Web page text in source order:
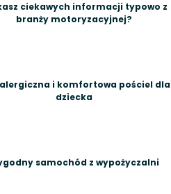
ciekawych informacji typowo z
branży motoryzacyjnej?
i komfortowa pościel dla
dziecka
samochód z wypożyczalni